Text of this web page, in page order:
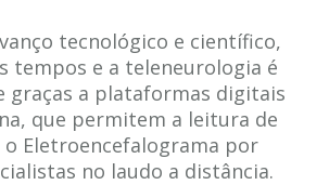
tecnológico e científico,
tempos e a teleneurologia é
graças a plataformas digitais
que permitem a leitura de
o Eletroencefalograma por
no laudo a distância.